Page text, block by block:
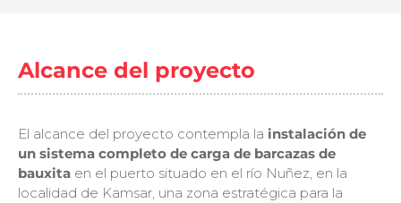
Alcance del proyecto
El alcance del proyecto contempla la instalación de
un sistema completo de carga de barcazas de
bauxita en el puerto situado en el río Nuñez, en la
localidad de Kamsar, una zona estratégica para la